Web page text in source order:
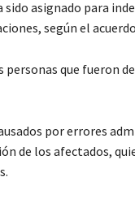
sido asignado para
según el
que fueron
por errores
de los afectados,